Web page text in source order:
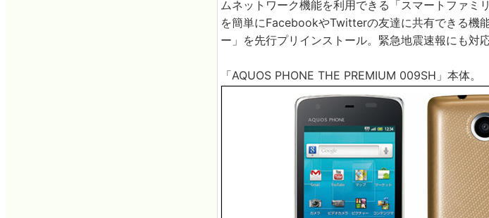
ムネットワーク機能を利用できる「スマートファミ
を簡単にFacebookやTwitterの友達に共有できる機
ー」を先行プリインストール。緊急地震速報にも対
「AQUOS PHONE THE PREMIUM 009SH」本体。